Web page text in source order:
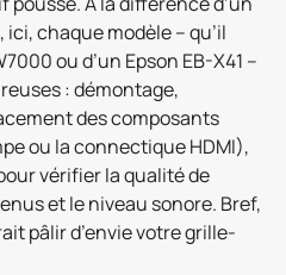
chaque modèle – qu’il
ou d’un Epson EB-X41 –
: démontage,
des composants
ou la connectique HDMI),
vérifier la qualité de
et le niveau sonore. Bref,
pâlir d’envie votre grille-